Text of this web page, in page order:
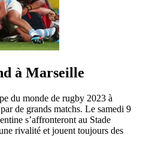
à Marseille
du monde de rugby 2023 à
de grands matchs. Le samedi 9
s’affronteront au Stade
rivalité et jouent toujours des